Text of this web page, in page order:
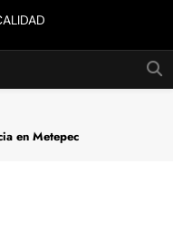
en Metepec